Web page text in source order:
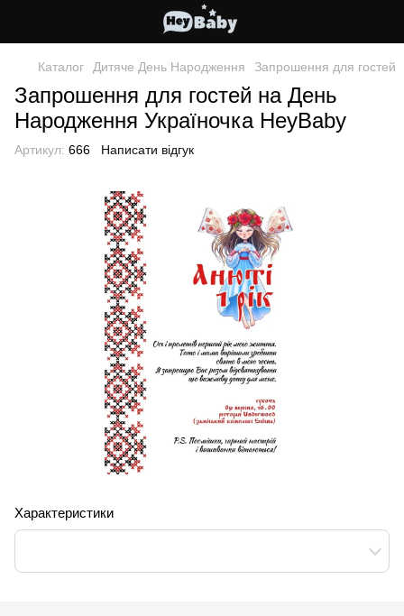
Каталог Дитяче День Народження Запрошення для гостей
Запрошення для гостей на День
Народження Україночка HeyBaby
Артикул: 666 Написати відгук
Характеристики